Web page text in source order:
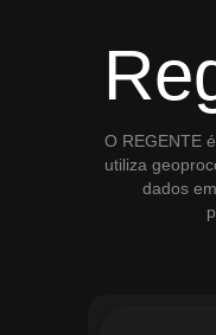
O REGENTE
utiliza
dados